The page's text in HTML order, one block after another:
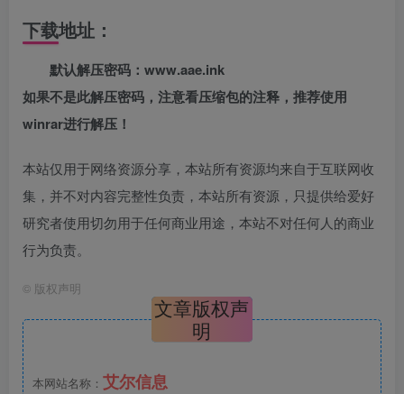
下载地址：
默认解压密码：www.aae.ink
如果不是此解压密码，注意看压缩包的注释，推荐使用
winrar进行解压！
本站仅用于网络资源分享，本站所有资源均来自于互联网收
集，并不对内容完整性负责，本站所有资源，只提供给爱好
研究者使用切勿用于任何商业用途，本站不对任何人的商业
行为负责。
© 版权声明
文章版权声
明
本网站名称： 艾尔信息